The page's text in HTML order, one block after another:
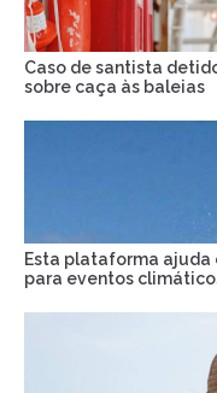
Caso de santista
sobre caça às baleias
Esta plataforma ajuda
para eventos